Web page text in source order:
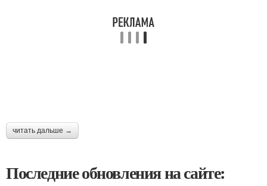
читать дальше →
Последние обновления на сайте: